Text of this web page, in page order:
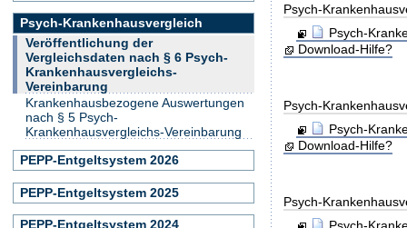
Psych-
Psych-
Download-Hilfe?
Psych-
Psych-
Download-Hilfe?
Psych-
Psych-
Psych-Krankenhausvergleich
Veröffentlichung der
Vergleichsdaten nach § 6 Psych-
Krankenhausvergleichs-
Vereinbarung
Krankenhausbezogene Auswertungen
nach § 5 Psych-
Krankenhausvergleichs-Vereinbarung
PEPP-Entgeltsystem 2026
PEPP-Entgeltsystem 2025
PEPP-Entgeltsystem 2024